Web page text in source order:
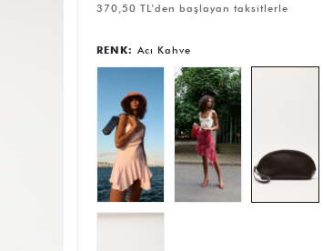
370,50 TL'den başlayan taksitlerle
RENK: Acı Kahve